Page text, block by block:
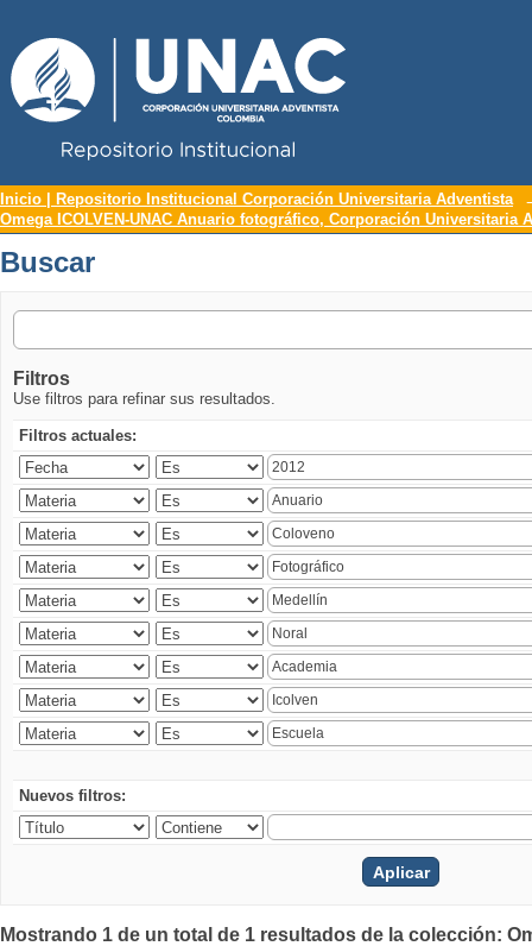
Buscar
Inicio | Repositorio Institucional Corporación Universitaria Adventista
Omega ICOLVEN-UNAC Anuario fotográfico, Corporación Universitaria
Buscar
Filtros
Use filtros para refinar sus resultados.
Filtros actuales:
Nuevos filtros:
Mostrando 1 de un total de 1 resultados de la colección: